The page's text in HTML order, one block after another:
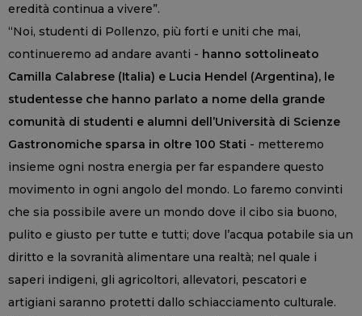
eredità continua a vivere”.
“Noi, studenti di Pollenzo, più forti e uniti che mai,
continueremo ad andare avanti - hanno sottolineato
Camilla Calabrese (Italia) e Lucia Hendel (Argentina), le
studentesse che hanno parlato a nome della grande
comunità di studenti e alumni dell’Università di Scienze
Gastronomiche sparsa in oltre 100 Stati - metteremo
insieme ogni nostra energia per far espandere questo
movimento in ogni angolo del mondo. Lo faremo convinti
che sia possibile avere un mondo dove il cibo sia buono,
pulito e giusto per tutte e tutti; dove l’acqua potabile sia un
diritto e la sovranità alimentare una realtà; nel quale i
saperi indigeni, gli agricoltori, allevatori, pescatori e
artigiani saranno protetti dallo schiacciamento culturale.